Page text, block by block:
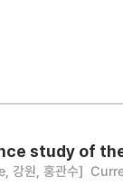
study of
강원, 홍관수]